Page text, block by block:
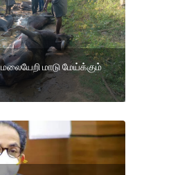
மாடு மேய்க்கும்